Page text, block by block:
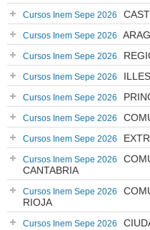
Cursos Inem Sepe 2026
Cursos Inem Sepe 2026
Cursos Inem Sepe 2026
Cursos Inem Sepe 2026
Cursos Inem Sepe 2026
Cursos Inem Sepe 2026
Cursos Inem Sepe 2026
Cursos Inem Sepe 2026
CANTABRIA
Cursos Inem Sepe 2026
RIOJA
Cursos Inem Sepe 2026